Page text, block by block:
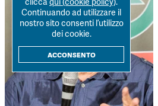
Ultimo numero
La Rivista
Submission
Colophon
Forum
Tutti gli articoli
Autori
Dossier
Tutti i dossier
Chi siamo
cliccaqui (cookie policy).
Continuando ad utilizzare il
nostro sito consenti l’utilizzo
dei cookie.
acconsento